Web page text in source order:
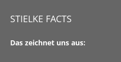
STIELKE FACTS
Das zeichnet uns aus: